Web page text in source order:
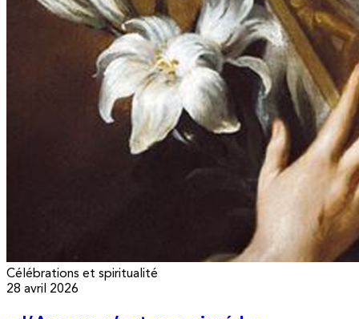
Célébrations et spiritualité
28 avril 2026